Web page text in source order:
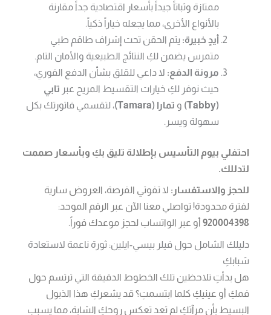
ممتازة وثباتاً جيداً بأسعار اقتصادية جداً مقارنة
بالأنواع الأخرى، مما يجعله خياراً ذكياً.
أيدٍ خبيرة: يتم الحقن تحت إشراف طاقم طبي
متمرس يضمن لكِ النتائج الطبيعية والأمان التام.
مرونة الدفع: لا داعي للقلق بشأن الدفع الفوري،
حيث نوفر لكِ خيارات التقسيط المريح عبر تابي
(Tabby)
و تمارا (Tamara)
، لتقسمي فاتورتك بكل
سهولة ويسر.
احتفلي بيوم التأسيس بإطلالة تليق بكِ وبأسعار صممت
لتدللك.
للحجز والاستفسار: لا تفوتي الفرصة، العروض سارية
لفترة محدودة! تواصلي معنا الآن عبر الرقم الموحد:
920004398 أو عبر الواتساب لحجز موعدك فوراً.
دليلك الشامل حول فيلر بيسي-ايلين: ثورة ناعمة لاستعادة
شبابكِ
هل بدأتِ تلاحظين تلك الخطوط الدقيقة التي ترتسم حول
فمكِ أو عينيكِ كلما ابتسمتِ؟ قد يشعركِ هذا الذبول
البسيط بأن مرآتكِ لم تعد تعكس روحكِ الشابة، مما يسبب